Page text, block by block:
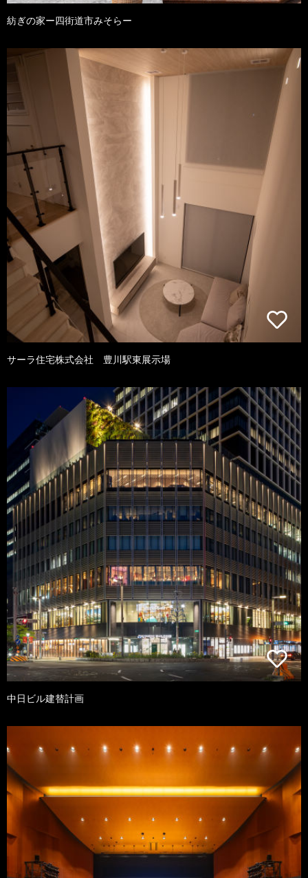
紡ぎの家ー四街道市みそらー
サーラ住宅株式会社 豊川駅東展示場
中日ビル建替計画